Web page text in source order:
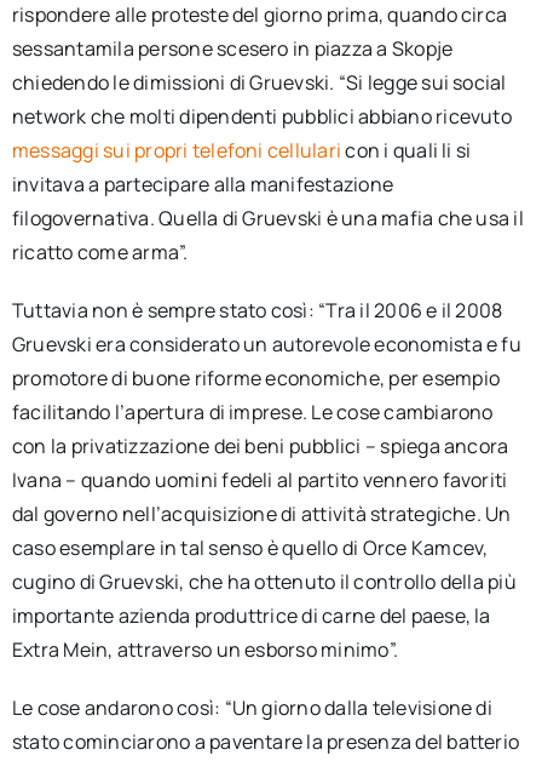
rispondere alle proteste del giorno prima, quando circa
sessantamila persone scesero in piazza a Skopje
chiedendo le dimissioni di Gruevski. “Si legge sui social
network che molti dipendenti pubblici abbiano ricevuto
messaggi sui propri telefoni cellularicon i quali li si
invitava a partecipare alla manifestazione
filogovernativa. Quella di Gruevski è una mafia che usa il
ricatto come arma”.
Tuttavia non è sempre stato così: “Tra il 2006 e il 2008
Gruevski era considerato un autorevole economista e fu
promotore di buone riforme economiche, per esempio
facilitando l’apertura di imprese. Le cose cambiarono
con la privatizzazione dei beni pubblici – spiega ancora
Ivana – quando uomini fedeli al partito vennero favoriti
dal governo nell’acquisizione di attività strategiche. Un
caso esemplare in tal senso è quello di Orce Kamcev,
cugino di Gruevski, che ha ottenuto il controllo della più
importante azienda produttrice di carne del paese, la
Extra Mein, attraverso un esborso minimo”.
Le cose andarono così: “Un giorno dalla televisione di
stato cominciarono a paventare la presenza del batterio